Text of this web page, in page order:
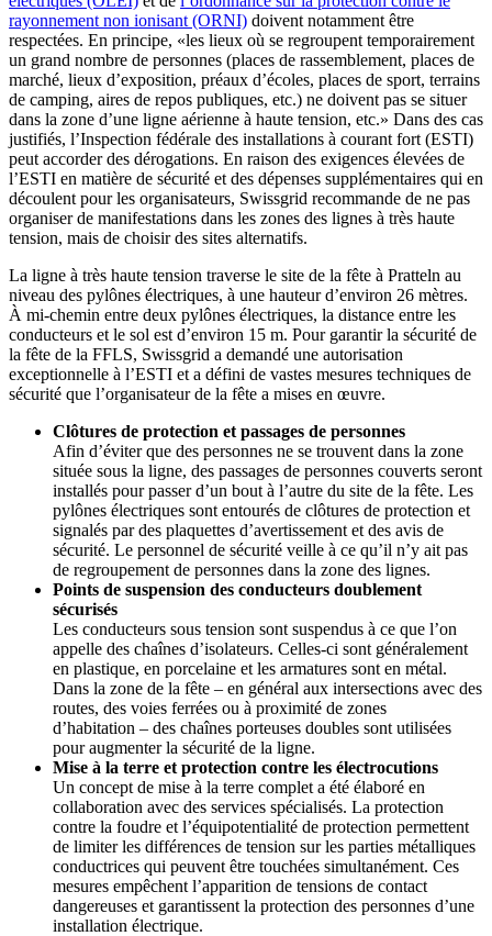
rayonnement non ionisant (ORNI) doivent notamment être
respectées. En principe, «les lieux où se regroupent temporairement
un grand nombre de personnes (places de rassemblement, places de
marché, lieux d’exposition, préaux d’écoles, places de sport, terrains
de camping, aires de repos publiques, etc.) ne doivent pas se situer
dans la zone d’une ligne aérienne à haute tension, etc.» Dans des cas
justifiés, l’Inspection fédérale des installations à courant fort (ESTI)
peut accorder des dérogations. En raison des exigences élevées de
l’ESTI en matière de sécurité et des dépenses supplémentaires qui en
découlent pour les organisateurs, Swissgrid recommande de ne pas
organiser de manifestations dans les zones des lignes à très haute
tension, mais de choisir des sites alternatifs.
La ligne à très haute tension traverse le site de la fête à Pratteln au
niveau des pylônes électriques, à une hauteur d’environ 26 mètres.
À mi-chemin entre deux pylônes électriques, la distance entre les
conducteurs et le sol est d’environ 15 m. Pour garantir la sécurité de
la fête de la FFLS, Swissgrid a demandé une autorisation
exceptionnelle à l’ESTI et a défini de vastes mesures techniques de
sécurité que l’organisateur de la fête a mises en œuvre.
Clôtures de protection et passages de personnes
Afin d’éviter que des personnes ne se trouvent dans la zone
située sous la ligne, des passages de personnes couverts seront
installés pour passer d’un bout à l’autre du site de la fête. Les
pylônes électriques sont entourés de clôtures de protection et
signalés par des plaquettes d’avertissement et des avis de
sécurité. Le personnel de sécurité veille à ce qu’il n’y ait pas
de regroupement de personnes dans la zone des lignes.
Points de suspension des conducteurs doublement
sécurisés
Les conducteurs sous tension sont suspendus à ce que l’on
appelle des chaînes d’isolateurs. Celles-ci sont généralement
en plastique, en porcelaine et les armatures sont en métal.
Dans la zone de la fête – en général aux intersections avec des
routes, des voies ferrées ou à proximité de zones
d’habitation – des chaînes porteuses doubles sont utilisées
pour augmenter la sécurité de la ligne.
Mise à la terre et protection contre les électrocutions
Un concept de mise à la terre complet a été élaboré en
collaboration avec des services spécialisés. La protection
contre la foudre et l’équipotentialité de protection permettent
de limiter les différences de tension sur les parties métalliques
conductrices qui peuvent être touchées simultanément. Ces
mesures empêchent l’apparition de tensions de contact
dangereuses et garantissent la protection des personnes d’une
installation électrique.